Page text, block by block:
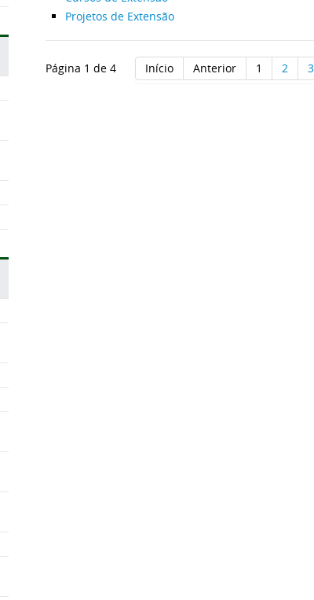
Projetos de Extensão
Página 1 de 4 Início Anterior 1 2 3